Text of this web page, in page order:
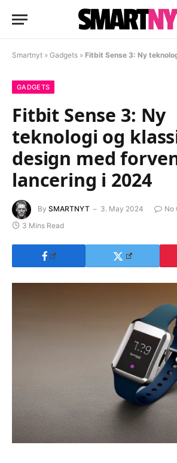
Smartnyt » Gadgets » Fitbit Sense 3: Ny teknologi og klassisk
GADGETS
Fitbit Sense 3: Ny
teknologi og
design med
lancering i 2024
By SMARTNYT 3. May 2024
No
3 Mins Read